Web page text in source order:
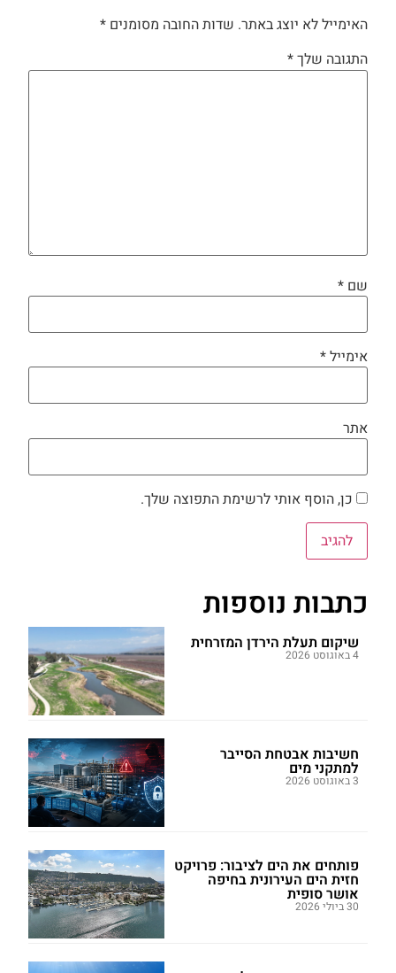
האימייל לא יוצג באתר. שדות החובה מסומנים *
התגובה שלך*
שם *
אימייל*
אתר
כן, הוסף אותי לרשימת התפוצה שלך.
כתבות נוספות
שיקום תעלת הירדן המזרחית
4 באוגוסט 2026
חשיבות אבטחת הסייבר
למתקני מים
3 באוגוסט 2026
פותחים את הים לציבור: פרויקט
חזית הים העירונית בחיפה
אושר סופית
30 ביולי 2026